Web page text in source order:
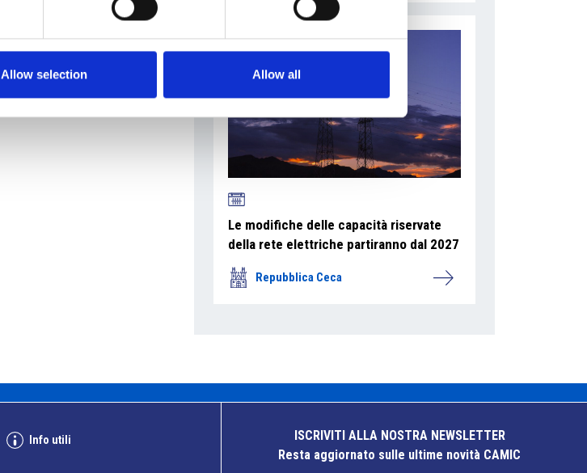
Allow selection Allow all
Le modifiche delle capacità riservate
della rete elettriche partiranno dal 2027
Repubblica Ceca
Info utili
ISCRIVITI ALLA NOSTRA NEWSLETTER
Resta aggiornato sulle ultime novità CAMIC